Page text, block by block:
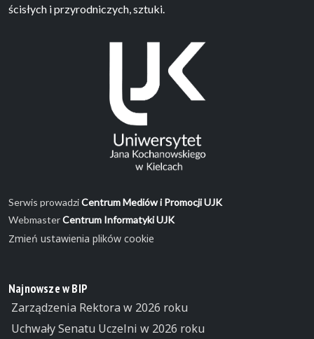
ścisłych i przyrodniczych, sztuki.
Serwis prowadziCentrum Mediów i Promocji UJK
WebmasterCentrum Informatyki UJK
Zmień ustawienia plików cookie
Najnowsze w BIP
Zarządzenia Rektora w 2026 roku
Uchwały Senatu Uczelni w 2026 roku